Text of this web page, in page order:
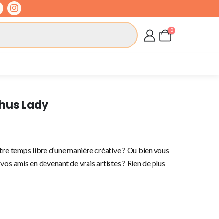
0
Lady
temps libre d’une manière créative ? Ou bien vous
amis en devenant de vrais artistes ? Rien de plus